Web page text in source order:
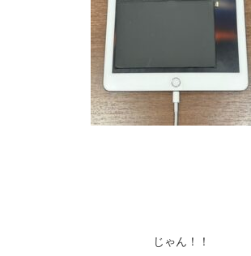
じゃん！！